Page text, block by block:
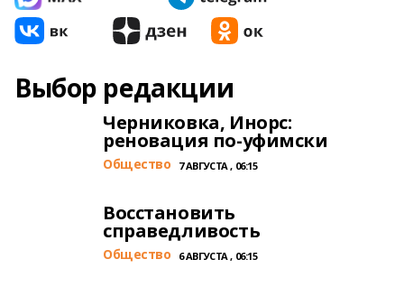
Выбор редакции
Черниковка, Инорс:
реновация по-уфимски
Общество 7 АВГУСТА , 06:15
Восстановить
справедливость
Общество 6 АВГУСТА , 06:15